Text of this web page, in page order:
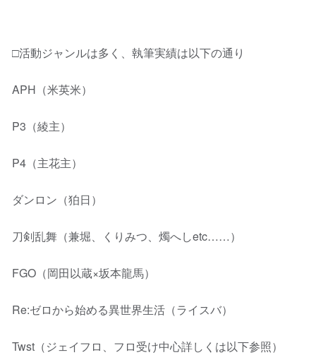
□活動ジャンルは多く、執筆実績は以下の通り
APH（米英米）
P3（綾主）
P4（主花主）
ダンロン（狛日）
刀剣乱舞（兼堀、くりみつ、燭へしetc……）
FGO（岡田以蔵×坂本龍馬）
Re:ゼロから始める異世界生活（ライスバ）
Twst（ジェイフロ、フロ受け中心詳しくは以下参照）